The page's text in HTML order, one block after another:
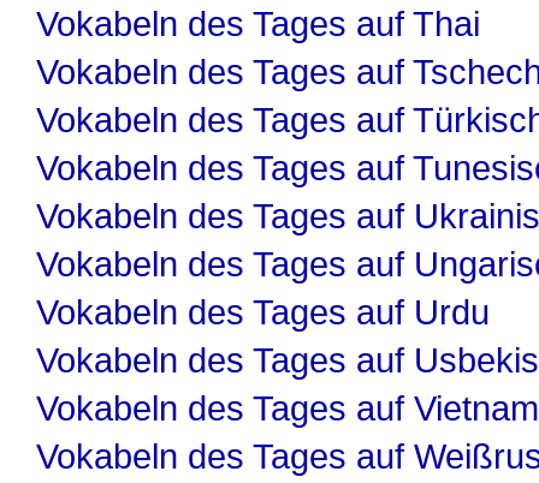
Vokabeln des Tages auf Thai
Vokabeln des Tages auf
Vokabeln des Tages auf
Vokabeln des Tages auf
Vokabeln des Tages auf
Vokabeln des Tages auf
Vokabeln des Tages auf Urdu
Vokabeln des Tages auf
Vokabeln des Tages auf
Vokabeln des Tages auf